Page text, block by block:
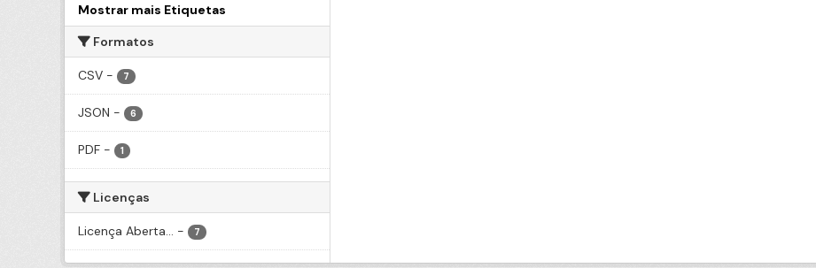
Mostrar mais Etiquetas
Formatos
CSV - 7
JSON - 6
PDF - 1
Licenças
Licença Aberta... - 7